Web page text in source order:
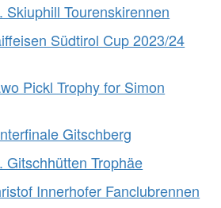
Skiuphill Tourenskirennen
Südtirol Cup 2023/24
Pickl Trophy for Simon
Gitschberg
Gitschhütten Trophäe
Innerhofer Fanclubrennen